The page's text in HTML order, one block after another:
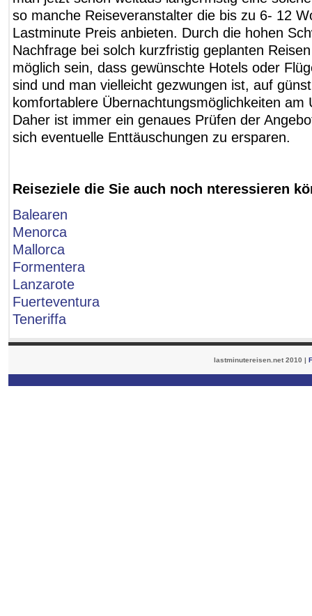
so manche Reiseveranstalter die bis zu 6- 12
Lastminute Preis anbieten. Durch die hohen
Nachfrage bei solch kurzfristig geplanten
möglich sein, dass gewünschte Hotels oder
sind und man vielleicht gezwungen ist, auf
komfortablere Übernachtungsmöglichkeiten am
Daher ist immer ein genaues Prüfen der
sich eventuelle Enttäuschungen zu ersparen.
Reiseziele die Sie auch noch nteressieren
Balearen
Menorca
Mallorca
Formentera
Lanzarote
Fuerteventura
Teneriffa
lastminutereisen.net 2010 |